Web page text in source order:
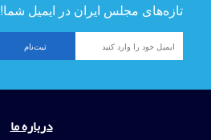
تازه‌های مجلس ایران در ایمیل شما!
درباره ما